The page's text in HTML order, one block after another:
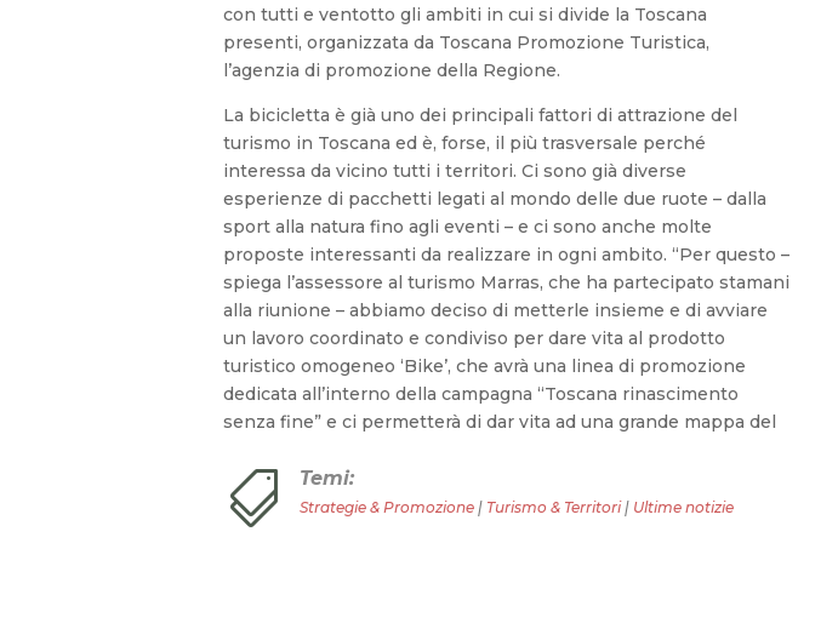
con tutti e ventotto gli ambiti in cui si divide la Toscana
presenti, organizzata da Toscana Promozione Turistica,
l’agenzia di promozione della Regione.
La bicicletta è già uno dei principali fattori di attrazione del
turismo in Toscana ed è, forse, il più trasversale perché
interessa da vicino tutti i territori. Ci sono già diverse
esperienze di pacchetti legati al mondo delle due ruote – dalla
sport alla natura fino agli eventi – e ci sono anche molte
proposte interessanti da realizzare in ogni ambito. “Per questo –
spiega l’assessore al turismo Marras, che ha partecipato stamani
alla riunione – abbiamo deciso di metterle insieme e di avviare
un lavoro coordinato e condiviso per dare vita al prodotto
turistico omogeneo ‘Bike’, che avrà una linea di promozione
dedicata all’interno della campagna “Toscana rinascimento
senza fine” e ci permetterà di dar vita ad una grande mappa del
 Temi:
Strategie & Promozione | Turismo & Territori| Ultime notizie